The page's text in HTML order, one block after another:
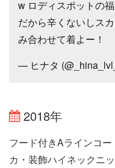
w ロディスポットの
だから辛くないしス
み合わせて着よー！
— ヒナタ
2018年
フード付きAラインコ
カ・装飾ハイネックニ